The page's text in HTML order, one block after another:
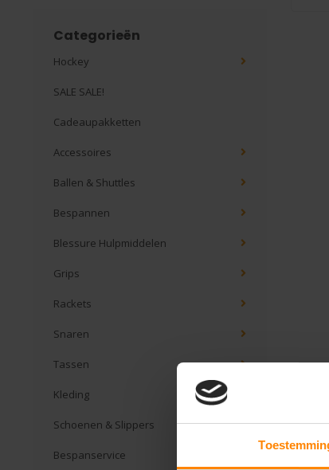
Categorieën
Hockey
SALE SALE!
Cadeaupakketten
Accessoires
Ballen & Shuttles
Bespannen
Blessure Hulpmiddelen
Grips
Rackets
Snaren
Tassen
Kleding
Schoenen & Slippers
Bespanservice